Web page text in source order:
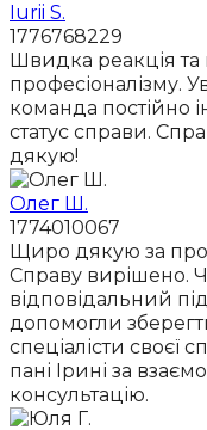
Iurii S.
1776768229
Швидка реакція
професіоналізму.
команда постійно
статус справи.
дякую!
Олег Ш.
1774010067
Щиро дякую за
Справу вирішено.
відповідальний
допомогли
спеціалісти своєї
пані Ірині за
консультацію.